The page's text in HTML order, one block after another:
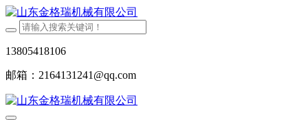
13805418106
邮箱：2164131241@qq.com